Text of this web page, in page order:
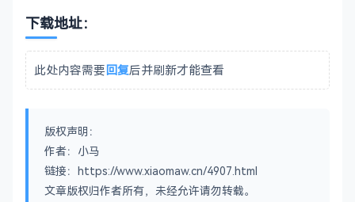
下载地址：
此处内容需要回复后并刷新才能查看
版权声明：
作者：小马
链接：https://www.xiaomaw.cn/4907.html
文章版权归作者所有，未经允许请勿转载。